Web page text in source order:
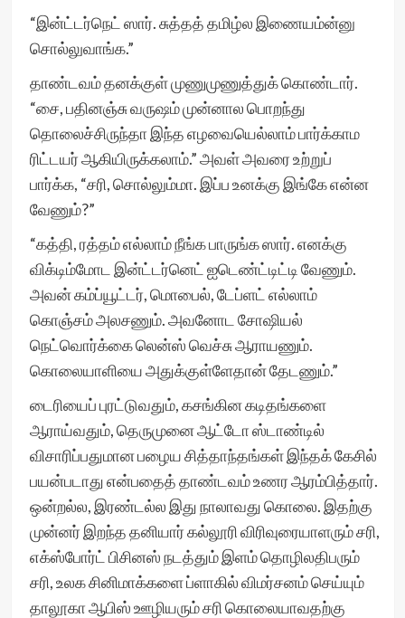
“இன்ட்டர்நெட் ஸார். சுத்தத் தமிழ்ல இணையம்ன்னு
சொல்லுவாங்க.”
தாண்டவம் தனக்குள் முணுமுணுத்துக் கொண்டார்.
“சை, பதினஞ்சு வருஷம் முன்னால பொறந்து
தொலைச்சிருந்தா இந்த எழவையெல்லாம் பார்க்காம
ரிட்டயர் ஆகியிருக்கலாம்.” அவள் அவரை உற்றுப்
பார்க்க, “சரி, சொல்லும்மா. இப்ப உனக்கு இங்கே என்ன
வேணும்?”
“கத்தி, ரத்தம் எல்லாம் நீங்க பாருங்க ஸார். எனக்கு
விக்டிம்மோட இன்ட்டர்னெட் ஐடெண்ட்டிட்டி வேணும்.
அவன் கம்ப்யூட்டர், மொபைல், டேப்ளட் எல்லாம்
கொஞ்சம் அலசணும். அவனோட சோஷியல்
நெட்வொர்க்கை லென்ஸ் வெச்சு ஆராயணும்.
கொலையாளியை அதுக்குள்ளேதான் தேடணும்.”
டைரியைப் புரட்டுவதும், கசங்கின கடிதங்களை
ஆராய்வதும், தெருமுனை ஆட்டோ ஸ்டாண்டில்
விசாரிப்பதுமான பழைய சித்தாந்தங்கள் இந்தக் கேசில்
பயன்படாது என்பதைத் தாண்டவம் உணர ஆரம்பித்தார்.
ஒன்றல்ல, இரண்டல்ல இது நாலாவது கொலை. இதற்கு
முன்னர் இறந்த தனியார் கல்லூரி விரிவுரையாளரும் சரி,
எக்ஸ்போர்ட் பிசினஸ் நடத்தும் இளம் தொழிலதிபரும்
சரி, உலக சினிமாக்களை ப்ளாகில் விமர்சனம் செய்யும்
தாலூகா ஆபிஸ் ஊழியரும் சரி கொலையாவதற்கு